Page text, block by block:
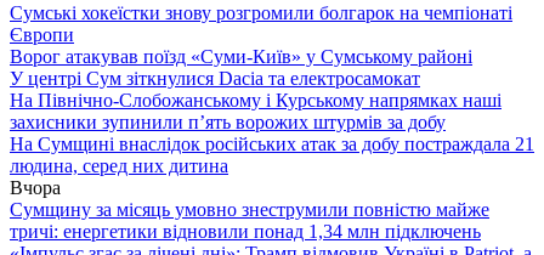
Сумські хокеїстки знову розгромили болгарок на чемпіонаті
Європи
Ворог атакував поїзд «Суми-Київ» у Сумському районі
У центрі Сум зіткнулися Dacia та електросамокат
На Північно-Слобожанському і Курському напрямках наші
захисники зупинили п’ять ворожих штурмів за добу
На Сумщині внаслідок російських атак за добу постраждала 21
людина, серед них дитина
Вчора
Сумщину за місяць умовно знеструмили повністю майже
тричі: енергетики відновили понад 1,34 млн підключень